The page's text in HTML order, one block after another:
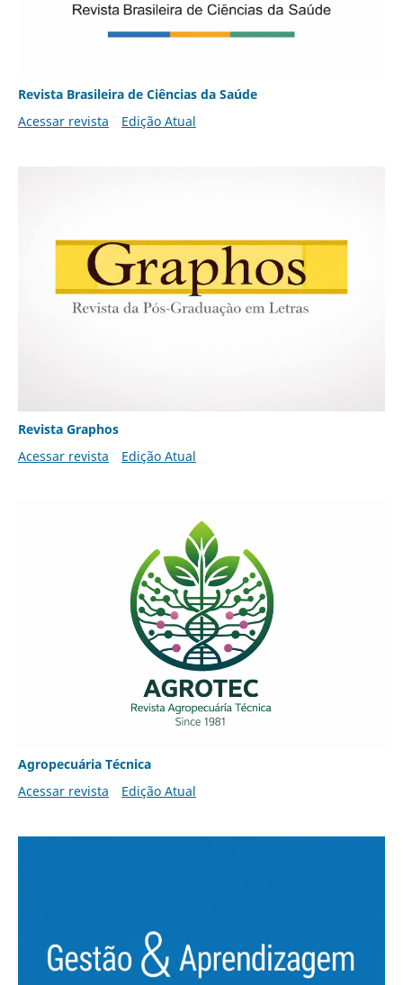
Revista Brasileira de Ciências da Saúde
Acessar revista
Edição Atual
Revista Graphos
Acessar revista
Edição Atual
Agropecuária Técnica
Acessar revista
Edição Atual